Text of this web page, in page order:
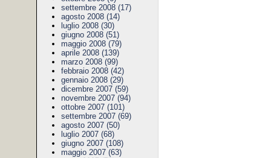
settembre 2008 (17)
agosto 2008 (14)
luglio 2008 (30)
giugno 2008 (51)
maggio 2008 (79)
aprile 2008 (139)
marzo 2008 (99)
febbraio 2008 (42)
gennaio 2008 (29)
dicembre 2007 (59)
novembre 2007 (94)
ottobre 2007 (101)
settembre 2007 (69)
agosto 2007 (50)
luglio 2007 (68)
giugno 2007 (108)
maggio 2007 (63)